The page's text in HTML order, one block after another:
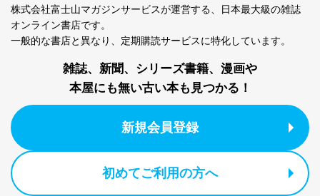
株式会社富士山マガジンサービスが運営する、
日本最大級の雑誌
オンライン書店です。
一般的な書店と異なり、 定期購読サービスに特化しています。
雑誌、新聞、シリーズ書籍、漫画や
本屋にも無い古い本も見つかる！
新規会員登録
初めてご利用の方へ